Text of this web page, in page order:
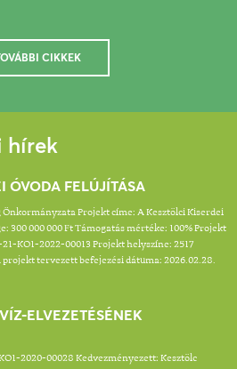
CIKKEK
hírek
ÓVODA FELÚJÍTÁSA
Önkormányzata Projekt címe: A Kesztölci Kiserdei
300 000 000 Ft Támogatás mértéke: 100% Projekt
KO1-2022-00013 Projekt helyszíne: 2517
projekt tervezett befejezési dátuma: 2026.02.28.
ELVEZETÉSÉNEK
2020-00028 Kedvezményezett: Kesztölc